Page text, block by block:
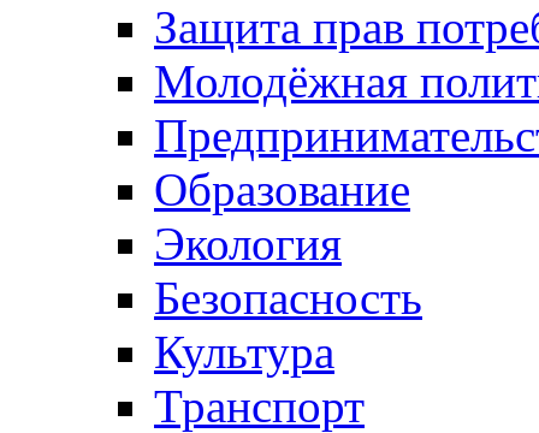
Защита прав
Молодёжная
Образование
Экология
Безопасность
Культура
Транспорт